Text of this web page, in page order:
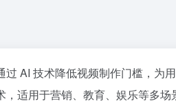
AI 技术降低视频制作门槛，为
适用于营销、教育、娱乐等多场